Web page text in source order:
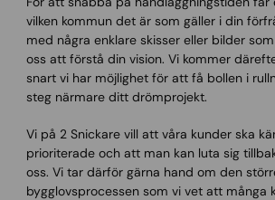
vilken kommun det är som gäller i din
med några enklare skisser eller bilder
oss att förstå din vision. Vi kommer
snart vi har möjlighet för att få bollen i
steg närmare ditt drömprojekt.
Vi på 2 Snickare vill att våra kunder ska
prioriterade och att man kan luta sig
oss. Vi tar därför gärna hand om den
bygglovsprocessen som vi vet att många